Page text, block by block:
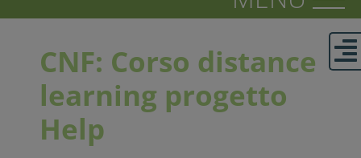
CNF: Corso distance
learning progetto
Help